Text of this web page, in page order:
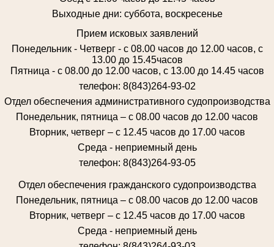
Выходные дни: суббота, воскресенье
Прием исковых заявлений
Понедельник - Четверг - с 08.00 часов до 12.00 часов, с
13.00 до 15.45часов
Пятница - с 08.00 до 12.00 часов, с 13.00 до 14.45 часов
телефон: 8(843)264-93-02
Отдел обеспечения административного судопроизводства
Понедельник, пятница – с 08.00 часов до 12.00 часов
Вторник, четверг – с 12.45 часов до 17.00 часов
Среда - неприемный день
телефон: 8(843)264-93-05
Отдел обеспечения гражданского судопроизводства
Понедельник, пятница – с 08.00 часов до 12.00 часов
Вторник, четверг – с 12.45 часов до 17.00 часов
Среда - неприемный день